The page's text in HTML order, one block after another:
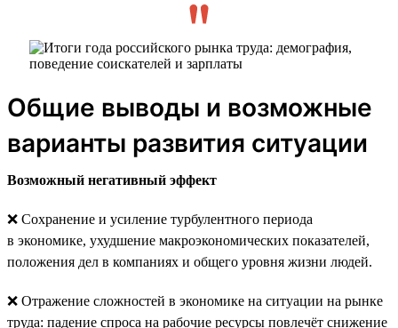
Общие выводы и возможные
варианты развития ситуации
Возможный негативный эффект
❌ Сохранение и усиление турбулентного периода
в экономике, ухудшение макроэкономических показателей,
положения дел в компаниях и общего уровня жизни людей.
❌ Отражение сложностей в экономике на ситуации на рынке
труда: падение спроса на рабочие ресурсы повлечёт снижение